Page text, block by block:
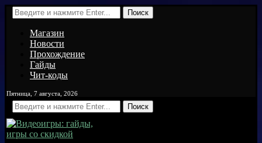
Поиск
Магазин
Новости
Прохождение
Гайды
Чит-коды
Пятница, 7 августа, 2026
Поиск